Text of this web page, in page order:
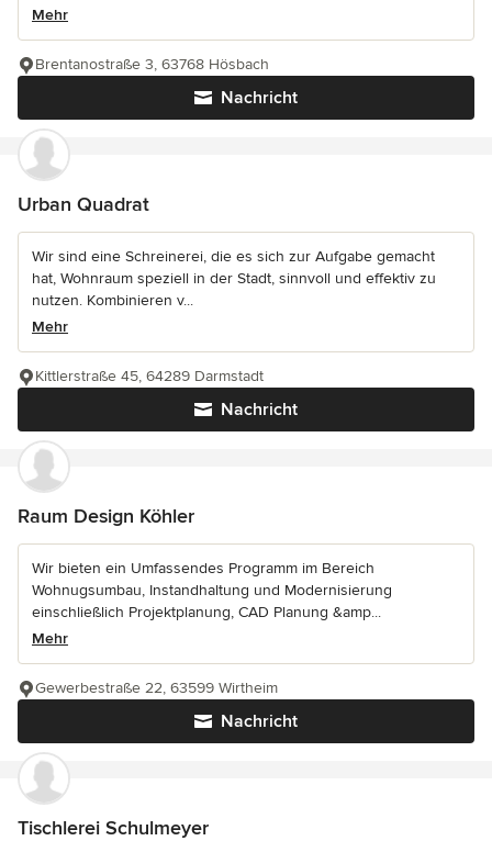
Mehr
Nachricht
Brentanostraße 3, 63768 Hösbach
Urban Quadrat
Wir sind eine Schreinerei, die es sich zur Aufgabe gemacht
hat, Wohnraum speziell in der Stadt, sinnvoll und effektiv zu
nutzen. Kombinieren v...
Mehr
Nachricht
Kittlerstraße 45, 64289 Darmstadt
Raum Design Köhler
Wir bieten ein Umfassendes Programm im Bereich
Wohnugsumbau, Instandhaltung und Modernisierung
einschließlich Projektplanung, CAD Planung &amp...
Mehr
Nachricht
Gewerbestraße 22, 63599 Wirtheim
Tischlerei Schulmeyer